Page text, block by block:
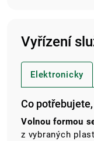
Vyřízení
Elektronicky
Co
Volnou formou
z vybraných